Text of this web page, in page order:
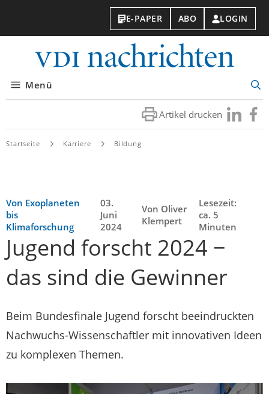
E-PAPER ABO LOGIN
Menü
Artikel drucken Besuchen
Sie
Sie
Startseite Karriere Bildung
Von Exoplaneten
bis
Klimaforschung
03.
Juni
2024
Von Oliver
Klempert
Lesezeit:
ca. 5
Minuten
Jugend forscht 2024 −
das sind die Gewinner
Beim Bundesfinale Jugend forscht beeindruckten
Nachwuchs-Wissenschaftler mit innovativen Ideen
zu komplexen Themen.